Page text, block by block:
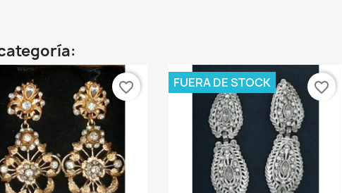
favorite_border FUERA DE STOCK favorite_border